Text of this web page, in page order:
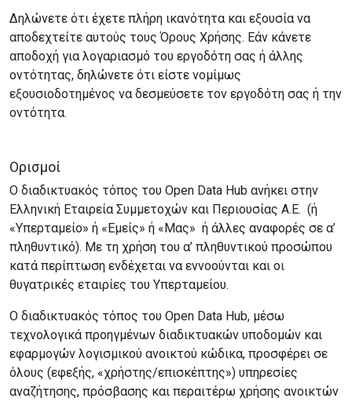
Δηλώνετε ότι έχετε πλήρη ικανότητα και εξουσία να
αποδεχτείτε αυτούς τους Όρους Χρήσης. Εάν κάνετε
αποδοχή για λογαριασμό του εργοδότη σας ή άλλης
οντότητας, δηλώνετε ότι είστε νομίμως
εξουσιοδοτημένος να δεσμεύσετε τον εργοδότη σας ή την
οντότητα.
Ορισμοί
Ο διαδικτυακός τόπος του Open Data Hub ανήκει στην
Ελληνική Εταιρεία Συμμετοχών και Περιουσίας Α.Ε. (ή
«Υπερταμείο» ή «Εμείς» ή «Μας» ή άλλες αναφορές σε α’
πληθυντικό). Με τη χρήση του α’ πληθυντικού προσώπου
κατά περίπτωση ενδέχεται να εννοούνται και οι
θυγατρικές εταιρίες του Υπερταμείου.
Ο διαδικτυακός τόπος του Open Data Hub, μέσω
τεχνολογικά προηγμένων διαδικτυακών υποδομών και
εφαρμογών λογισμικού ανοικτού κώδικα, προσφέρει σε
όλους (εφεξής, «χρήστης/επισκέπτης») υπηρεσίες
αναζήτησης, πρόσβασης και περαιτέρω χρήσης ανοικτών